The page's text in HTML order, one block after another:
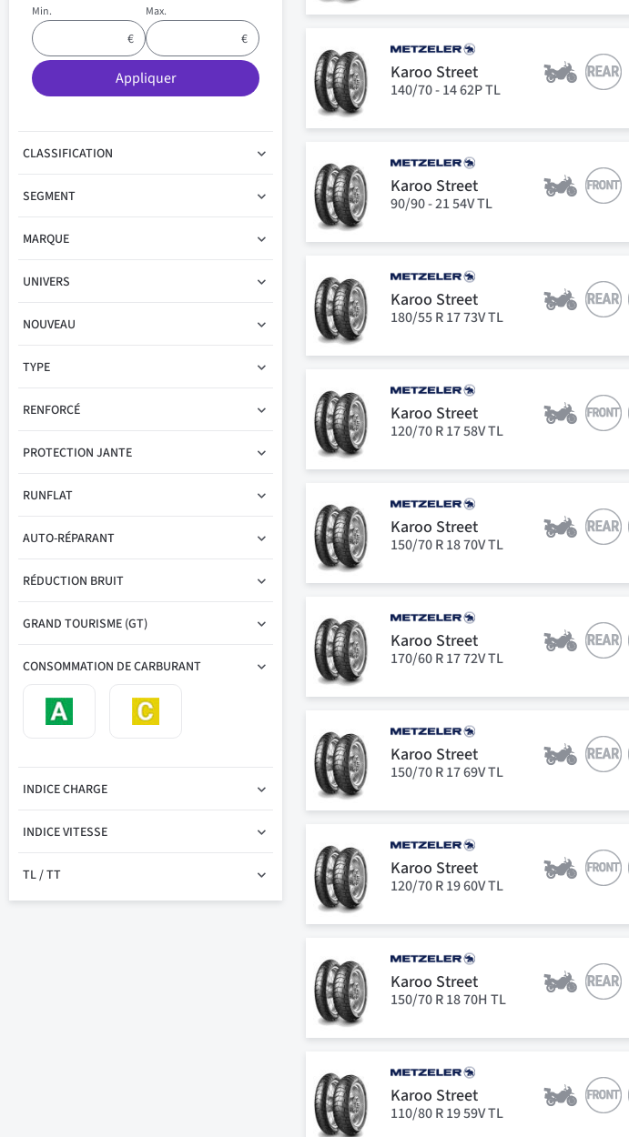
Karoo Street
140/70 - 14 62P TL
Karoo Street
90/90 - 21 54V TL
Karoo Street
180/55 R 17 73V TL
Karoo Street
120/70 R 17 58V TL
Karoo Street
150/70 R 18 70V TL
Karoo Street
170/60 R 17 72V TL
Karoo Street
150/70 R 17 69V TL
Karoo Street
120/70 R 19 60V TL
Karoo Street
150/70 R 18 70H TL
Karoo Street
110/80 R 19 59V TL
Min. Max.
Appliquer
CLASSIFICATION
SEGMENT
MARQUE
UNIVERS
NOUVEAU
TYPE
RENFORCÉ
PROTECTION JANTE
RUNFLAT
AUTO-RÉPARANT
RÉDUCTION BRUIT
GRAND TOURISME (GT)
CONSOMMATION DE CARBURANT
INDICE CHARGE
INDICE VITESSE
TL / TT